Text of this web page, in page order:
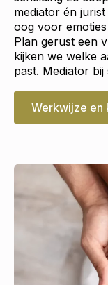
mediator én
oog voor
Plan gerust een
kijken we welke
past. Mediator
Werkwijze en